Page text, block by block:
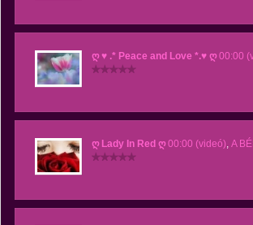
ღ ♥ .* Peace and Love *.♥ ღ00:00
ღ Lady In Red ღ00:00 (videó), A